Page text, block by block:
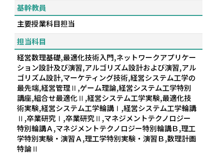
基幹教員
主要授業科目担当
担当科目
経営数理基礎,最適化技術入門,ネットワークアプリケー
ション設計及び演習,アルゴリズム設計および演習,アル
ゴリズム設計,マーケティング技術,経営システム工学の
最先端,経営管理Ⅱ,ゲーム理論,経営システム工学特別
講座,組合せ最適化Ⅱ,経営システム工学実験,最適化技
術実験,経営システム工学輪講Ⅰ,経営システム工学輪講
Ⅱ,卒業研究Ⅰ,卒業研究Ⅱ,マネジメントテクノロジー
特別輪講Ａ,マネジメントテクノロジー特別輪講Ｂ,理工
学特別実験・演習Ａ,理工学特別実験・演習Ｂ,数理計画
特論Ⅱ